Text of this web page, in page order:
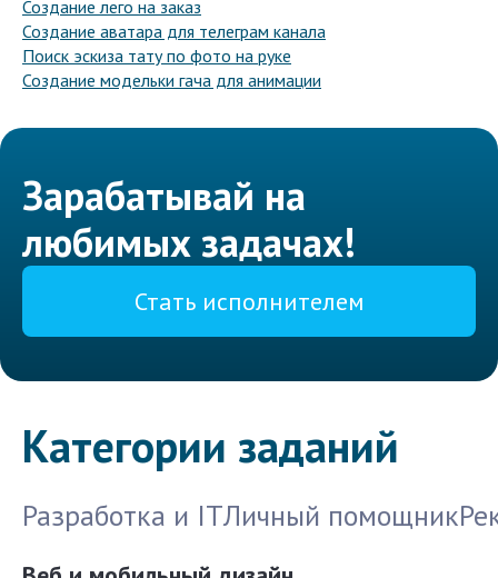
Создание лего на заказ
Создание аватара для телеграм канала
Поиск эскиза тату по фото на руке
Создание модельки гача для анимации
Зарабатывай на
любимых задачах!
Стать исполнителем
Категории заданий
Разработка и ITЛичный помощник